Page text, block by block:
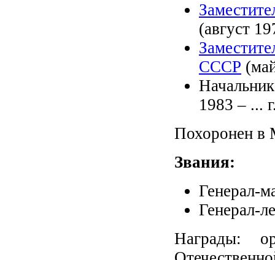
(август
СССР
1983 – ...
Похоронен в
Звания:
Генерал-
Генерал-
Награды: